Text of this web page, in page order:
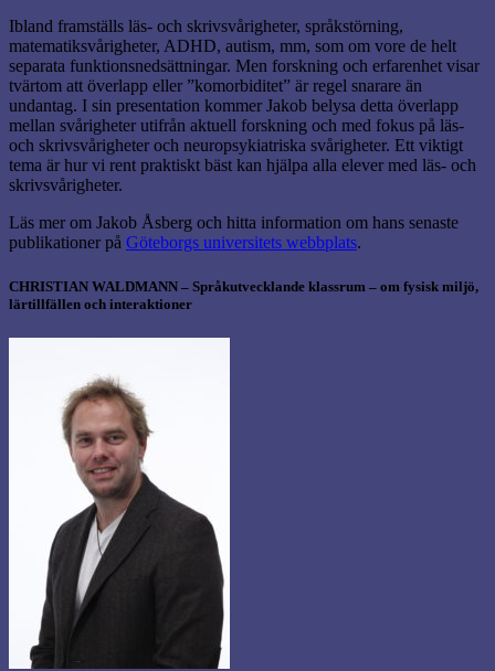
Ibland framställs läs- och skrivsvårigheter, språkstörning,
matematiksvårigheter, ADHD, autism, mm, som om vore de helt
separata funktionsnedsättningar. Men forskning och erfarenhet visar
tvärtom att överlapp eller ”komorbiditet” är regel snarare än
undantag. I sin presentation kommer Jakob belysa detta överlapp
mellan svårigheter utifrån aktuell forskning och med fokus på läs-
och skrivsvårigheter och neuropsykiatriska svårigheter. Ett viktigt
tema är hur vi rent praktiskt bäst kan hjälpa alla elever med läs- och
skrivsvårigheter.
Läs mer om Jakob Åsberg och hitta information om hans senaste
publikationer på Göteborgs universitets webbplats.
CHRISTIAN WALDMANN – Språkutvecklande klassrum – om fysisk miljö,
lärtillfällen och interaktioner